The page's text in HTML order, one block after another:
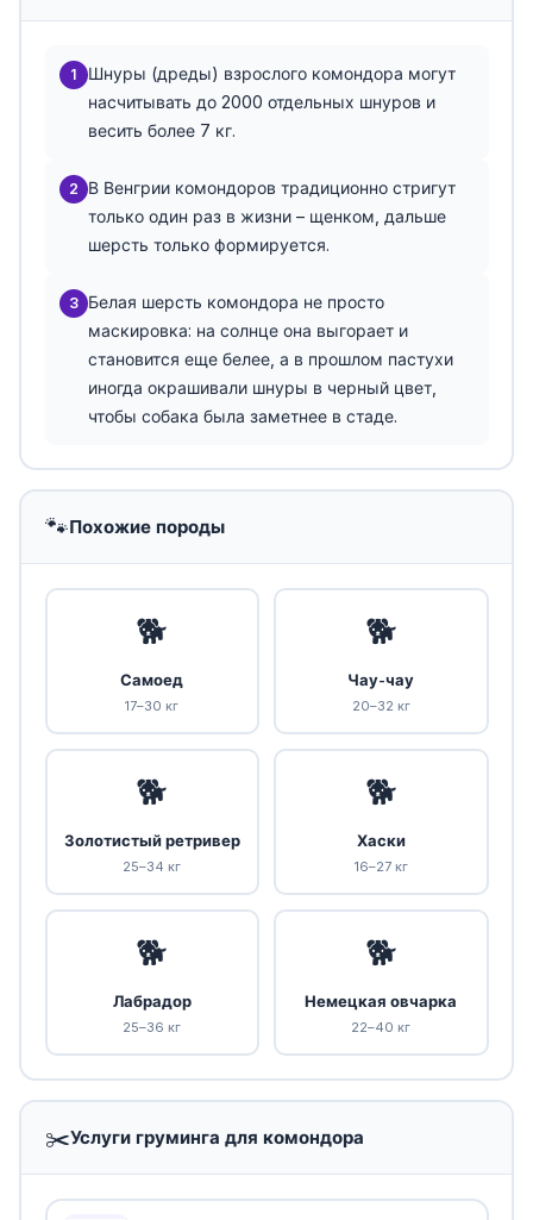
1
Шнуры (дреды) взрослого комондора могут
насчитывать до 2000 отдельных шнуров и
весить более 7 кг.
2 В Венгрии комондоров традиционно стригут
только один раз в жизни – щенком, дальше
шерсть только формируется.
3 Белая шерсть комондора не просто
маскировка: на солнце она выгорает и
становится еще белее, а в прошлом пастухи
иногда окрашивали шнуры в черный цвет,
чтобы собака была заметнее в стаде.
🐾Похожие породы
🐕
Самоед
17–30 кг
🐕
Чау-чау
20–32 кг
🐕
Золотистый ретривер
25–34 кг
🐕
Хаски
16–27 кг
🐕
Лабрадор
25–36 кг
🐕
Немецкая овчарка
22–40 кг
✂️Услуги груминга для комондора